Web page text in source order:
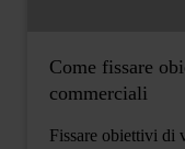
Come fissare
commerciali
Fissare obiettivi di